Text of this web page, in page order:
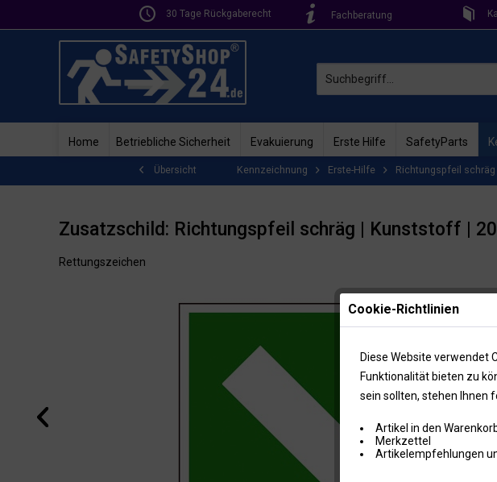
30 Tage Rückgaberecht Fachberatung
Home Betriebliche Sicherheit Evakuierung Erste Hilfe SafetyParts
Übersicht Kennzeichnung Erste-Hilfe Richtungspfeil schräg
Zusatzschild: Richtungspfeil schräg | Kunststoff |
Rettungszeichen
Cookie-Richtlinien
Diese Website verwendet
Funktionalität bieten zu
sein sollten, stehen Ihnen
Artikel in den
Merkzettel
Artikelempfehlungen